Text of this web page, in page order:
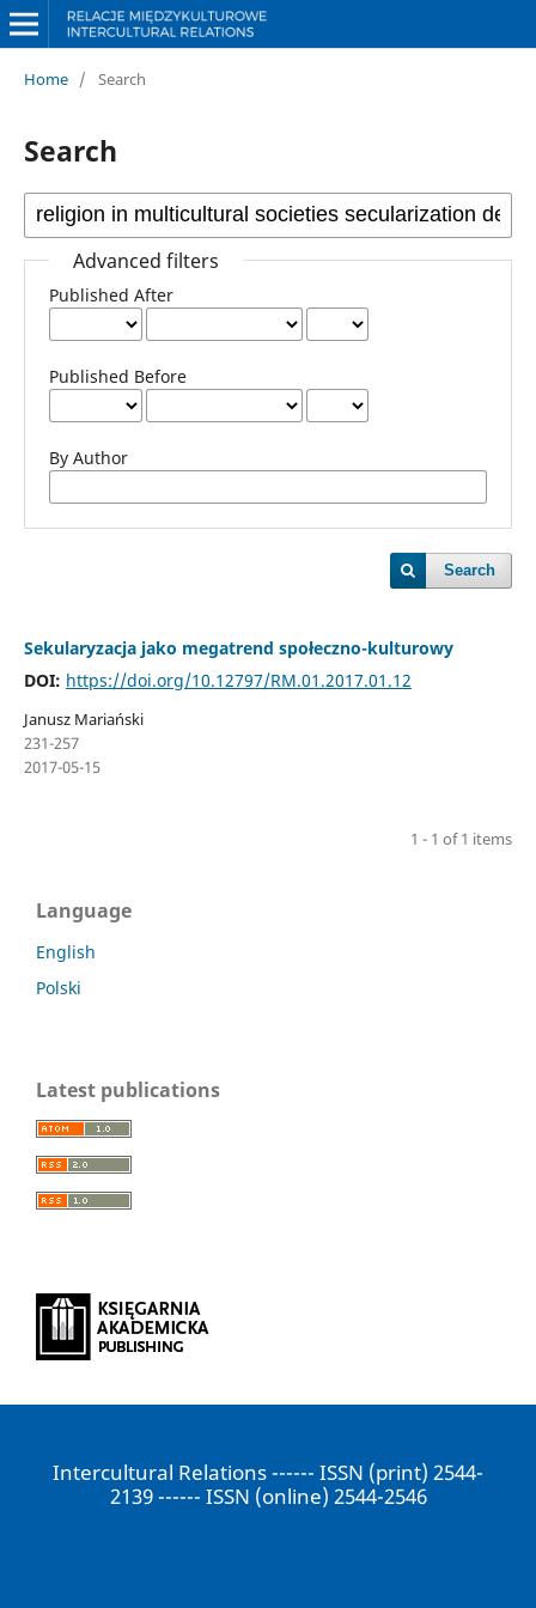
Home / Search
Search
Advanced filters
Published After
Published Before
By Author
Search
Sekularyzacja jako megatrend społeczno-kulturowy
DOI: https://doi.org/10.12797/RM.01.2017.01.12
Janusz Mariański
231-257
2017-05-15
1 - 1 of 1 items
Language
English
Polski
Latest publications
Intercultural Relations ------ ISSN (print) 2544-
2139 ------ ISSN (online) 2544-2546